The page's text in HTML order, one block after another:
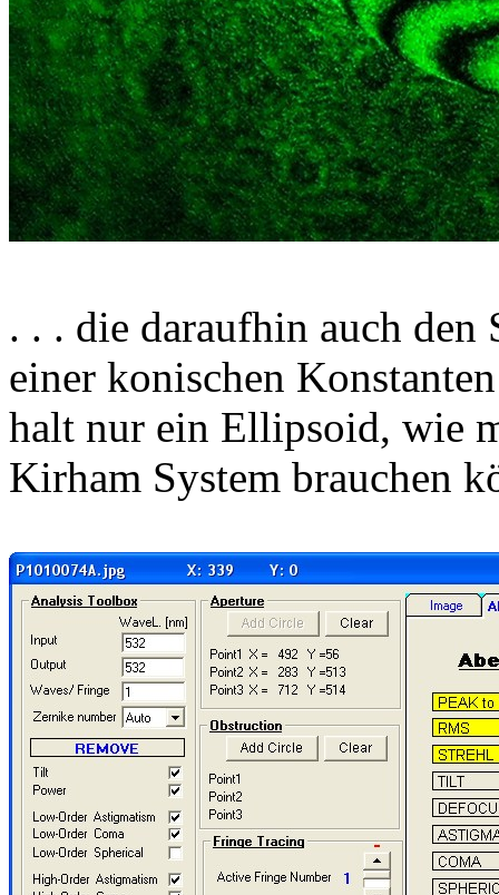
. . . die daraufhin auch
einer konischen
halt nur ein Ellipsoid, wie
Kirham System brauchen